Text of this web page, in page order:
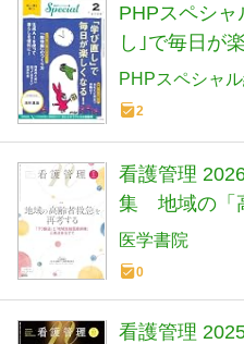
PHPスペシ
し｣で毎日が
PHPスペシャ
2
看護管理
集 地域の「
―「下り搬送
棟」に焦点を
医学書院
0
看護管理